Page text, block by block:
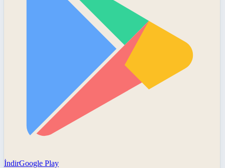
İndirGoogle Play